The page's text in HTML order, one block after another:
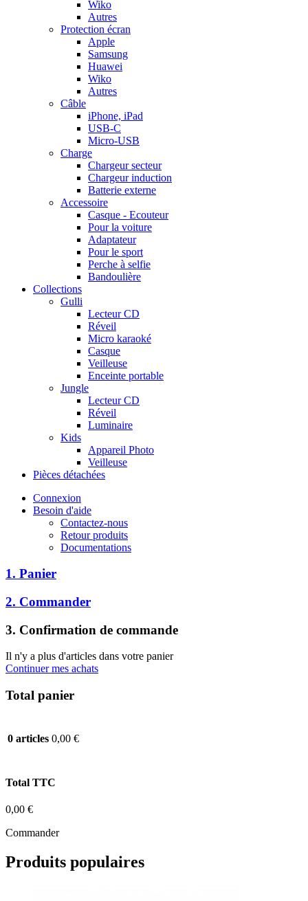
Wiko
Autres
Protection écran
Apple
Samsung
Huawei
Wiko
Autres
Câble
iPhone, iPad
USB-C
Micro-USB
Charge
Chargeur secteur
Chargeur induction
Batterie externe
Accessoire
Casque - Ecouteur
Pour la voiture
Adaptateur
Pour le sport
Perche à selfie
Bandoulière
Collections
Gulli
Lecteur CD
Réveil
Micro karaoké
Casque
Veilleuse
Enceinte portable
Jungle
Lecteur CD
Réveil
Luminaire
Kids
Appareil Photo
Veilleuse
Pièces détachées
Connexion
Besoin d'aide
Contactez-nous
Retour produits
Documentations
1. Panier
2. Commander
3. Confirmation de commande
Il n'y a plus d'articles dans votre panier
Continuer mes achats
Total panier
0 articles 0,00 €
Total TTC
0,00 €
Commander
Produits populaires